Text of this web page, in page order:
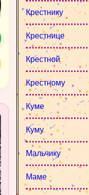
Крестнику
Крестнице
Крестной
Крестному
Куме
Куму
Мальчику
Маме